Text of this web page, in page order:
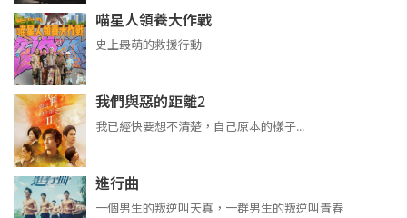
喵星人領養大作戰
史上最萌的救援行動
我們與惡的距離2
我已經快要想不清楚，自己原本的樣子...
進行曲
​​​一個男生的叛逆叫天真，一群男生的叛逆叫青春